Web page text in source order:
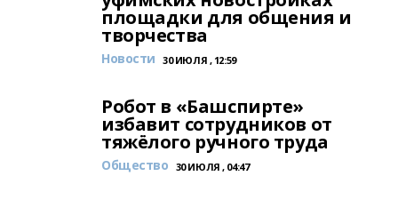
площадки для общения и
творчества
Новости 30 ИЮЛЯ , 12:59
Робот в «Башспирте»
избавит сотрудников от
тяжёлого ручного труда
Общество 30 ИЮЛЯ , 04:47